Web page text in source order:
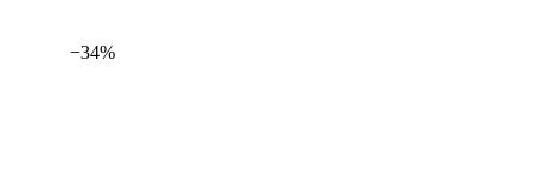
−34%